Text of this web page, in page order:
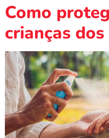
Como
crianças